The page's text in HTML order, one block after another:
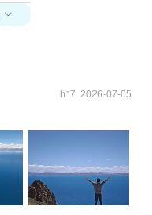

h*7 2026-07-05